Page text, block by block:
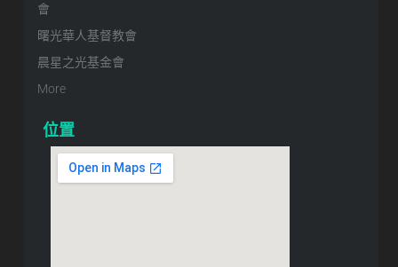
會
曙光華人基督教會
晨星之光基金會
More
位置